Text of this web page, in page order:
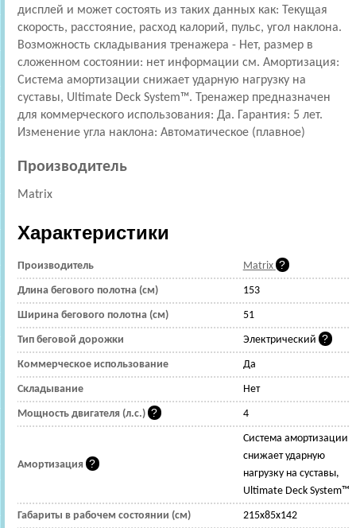
дисплей и может состоять из таких данных как: Текущая
скорость, расстояние, расход калорий, пульс, угол наклона.
Возможность складывания тренажера - Нет, размер в
сложенном состоянии: нет информации см. Амортизация:
Cистема амортизации снижает ударную нагрузку на
суставы, Ultimate Deck System™. Тренажер предназначен
для коммерческого использования: Да. Гарантия: 5 лет.
Изменение угла наклона: Автоматическое (плавное)
Производитель
Matrix
Характеристики
Производитель Matrix
Длина бегового полотна (см) 153
Ширина бегового полотна (см) 51
Тип беговой дорожки Электрический
Коммерческое использование Да
Складывание Нет
Мощность двигателя (л.с.) 4
Амортизация
Cистема амортизации
снижает ударную
нагрузку на суставы,
Ultimate Deck System™
Габариты в рабочем состоянии (см) 215х85х142